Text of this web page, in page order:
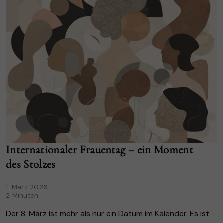
Internationaler Frauentag – ein Moment
des Stolzes
1. März 2026
2 Minuten
Der 8. März ist mehr als nur ein Datum im Kalender. Es ist